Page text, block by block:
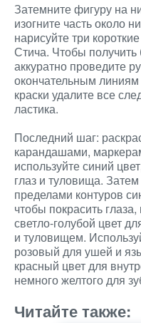
Затемните фигуру на
изогните часть около
нарисуйте три
Стича. Чтобы
аккуратно проведите
окончательным
краски удалите все
ластика.
Последний шаг:
карандашами,
используйте синий
глаз и туловища.
пределами контуров
чтобы покрасить
светло-голубой цвет
и туловищем.
розовый для ушей и
красный цвет для
немного желтого для
Читайте также: